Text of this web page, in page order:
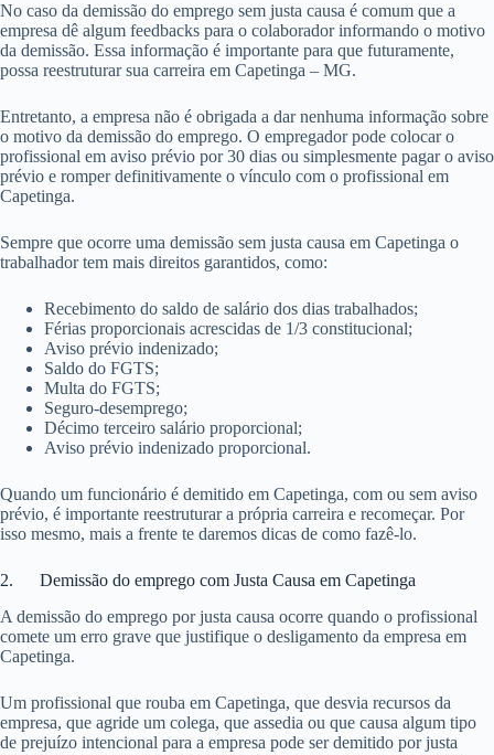
No caso da demissão do emprego sem justa causa é comum que a
empresa dê algum feedbacks para o colaborador informando o motivo
da demissão. Essa informação é importante para que futuramente,
possa reestruturar sua carreira em Capetinga – MG.
Entretanto, a empresa não é obrigada a dar nenhuma informação sobre
o motivo da demissão do emprego. O empregador pode colocar o
profissional em aviso prévio por 30 dias ou simplesmente pagar o aviso
prévio e romper definitivamente o vínculo com o profissional em
Capetinga.
Sempre que ocorre uma demissão sem justa causa em Capetinga o
trabalhador tem mais direitos garantidos, como:
Recebimento do saldo de salário dos dias trabalhados;
Férias proporcionais acrescidas de 1/3 constitucional;
Aviso prévio indenizado;
Saldo do FGTS;
Multa do FGTS;
Seguro-desemprego;
Décimo terceiro salário proporcional;
Aviso prévio indenizado proporcional.
Quando um funcionário é demitido em Capetinga, com ou sem aviso
prévio, é importante reestruturar a própria carreira e recomeçar. Por
isso mesmo, mais a frente te daremos dicas de como fazê-lo.
2. Demissão do emprego com Justa Causa em Capetinga
A demissão do emprego por justa causa ocorre quando o profissional
comete um erro grave que justifique o desligamento da empresa em
Capetinga.
Um profissional que rouba em Capetinga, que desvia recursos da
empresa, que agride um colega, que assedia ou que causa algum tipo
de prejuízo intencional para a empresa pode ser demitido por justa